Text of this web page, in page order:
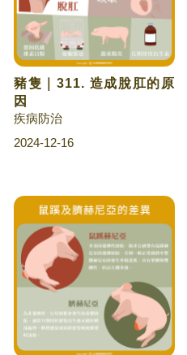
豬隻｜311. 造成脫肛的原
因
疾病防治
2024-12-16